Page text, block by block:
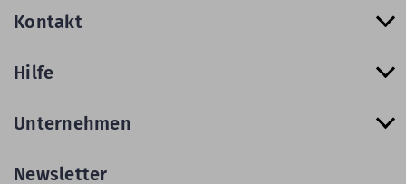
Kontakt
Hilfe
Unternehmen
Newsletter